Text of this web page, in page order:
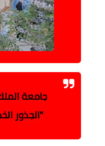
جامعة
"الجذور